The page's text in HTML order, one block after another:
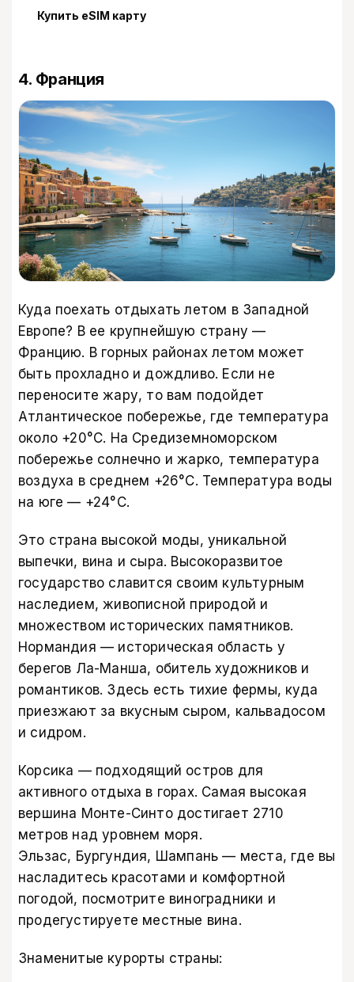
Купить eSIM карту
4. Франция
Куда поехать отдыхать летом в Западной
Европе? В ее крупнейшую страну —
Францию. В горных районах летом может
быть прохладно и дождливо. Если не
переносите жару, то вам подойдет
Атлантическое побережье, где температура
около +20°C. На Средиземноморском
побережье солнечно и жарко, температура
воздуха в среднем +26°C. Температура воды
на юге — +24°C.
Это страна высокой моды, уникальной
выпечки, вина и сыра. Высокоразвитое
государство славится своим культурным
наследием, живописной природой и
множеством исторических памятников.
Нормандия — историческая область у
берегов Ла-Манша, обитель художников и
романтиков. Здесь есть тихие фермы, куда
приезжают за вкусным сыром, кальвадосом
и сидром.
Корсика — подходящий остров для
активного отдыха в горах. Самая высокая
вершина Монте-Синто достигает 2710
метров над уровнем моря.
Эльзас, Бургундия, Шампань — места, где вы
насладитесь красотами и комфортной
погодой, посмотрите виноградники и
продегустируете местные вина.
Знаменитые курорты страны: